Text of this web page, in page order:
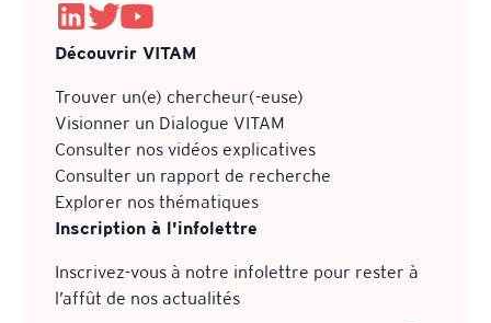
Découvrir VITAM
Trouver un(e) chercheur(-euse)
Visionner un Dialogue VITAM
Consulter nos vidéos explicatives
Consulter un rapport de recherche
Explorer nos thématiques
Inscription à l'infolettre
Inscrivez-vous à notre infolettre pour rester à
l’affût de nos actualités